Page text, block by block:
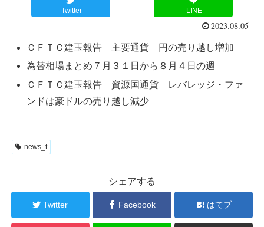
Twitter LINE
2023.08.05
ＣＦＴＣ建玉報告 主要通貨 円の売り越し増加
為替相場まとめ７月３１日から８月４日の週
ＣＦＴＣ建玉報告 資源国通貨 レバレッジ・ファ
ンドは豪ドルの売り越し減少
news_t
シェアする
Twitter Facebook はてブ